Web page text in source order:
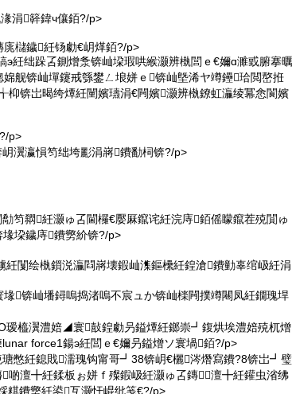
涓簳鍏ч儴銆?/p>
櫧鐬紝钖勮€岄煂銆?/p>
э紝绌跺叾鍘熷洜锛屾垜瑕哄緱灏辨槸閭ｅ€嬭ɑ濉戜腑搴曞
舰锛屾墠鑳戒綔鐢ㄥ埌姘ｅ锛屾墍浠ヤ竴鑸珨閲嶅拰
锛岀暍绔燂紝闉嬪瓙涓€闁嬪灏辨槸鐐虹灜绫冪悆閬嬪
p>
瀷瀛愪笉绌垮彲涓嶈鐨勫柌锛?/p>
笉閷紝灏ゅ叾閫欏€嬮厤鑹诧紝浣庤銆傜矇鑹茬殑閴ゅ
垜鐬庤鐨勶紒锛?/p>
闅绘槸鎻涚灜閰嶈壊鍜屾潗鏂欙紝鍠滄鐨勭辜绾岋紝涓
锛屾墦鐞嗚捣渚嗚不宸ュか锛屾檪闁撲竴闀凤紝鐗瑰垾
瑷橀瀷澧婄◢寰敼鍠勮叧鎰燂紝鎯崇┛鍑烘埃澧婄殑杌熷
force1鍚э紝閭ｅ€嬭叧鎰熷ソ寰堝銆?/p>
憋紝鎴戝濡瑰钩甯哥┛38锛岄€欐涔熸寫鐨?8锛岀┛璧
啲澶╋紝鍒板ぉ姘ｆ殩鍜岋紝灏ゅ叾鏄澶╋紝鑵虫渻绋
粸鐨勶紝鍙互灏忓崐纰笺€?/p>